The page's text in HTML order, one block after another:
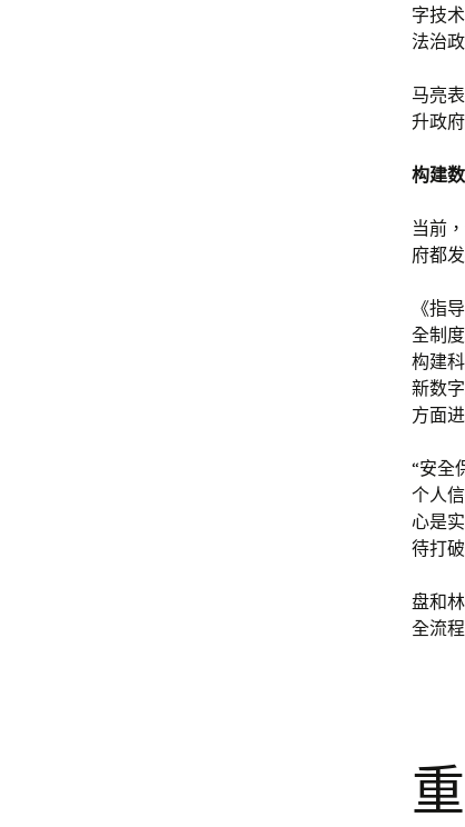
字技
法治
马亮
升政
构建
当前
府都
《指
全制
构建
新数
方面
“安全
个人
心是
待打
盘和
全流